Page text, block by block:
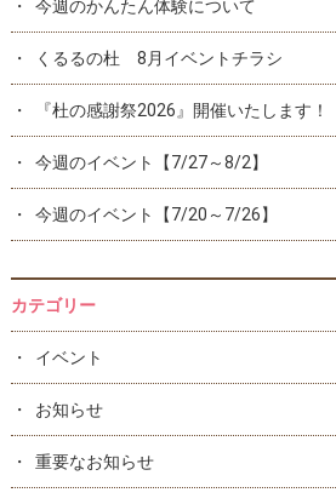
今週のかんたん体験について
くるるの杜 8月イベントチラシ
『杜の感謝祭2026』開催いたします！
今週のイベント【7/27～8/2】
今週のイベント【7/20～7/26】
カテゴリー
イベント
お知らせ
重要なお知らせ